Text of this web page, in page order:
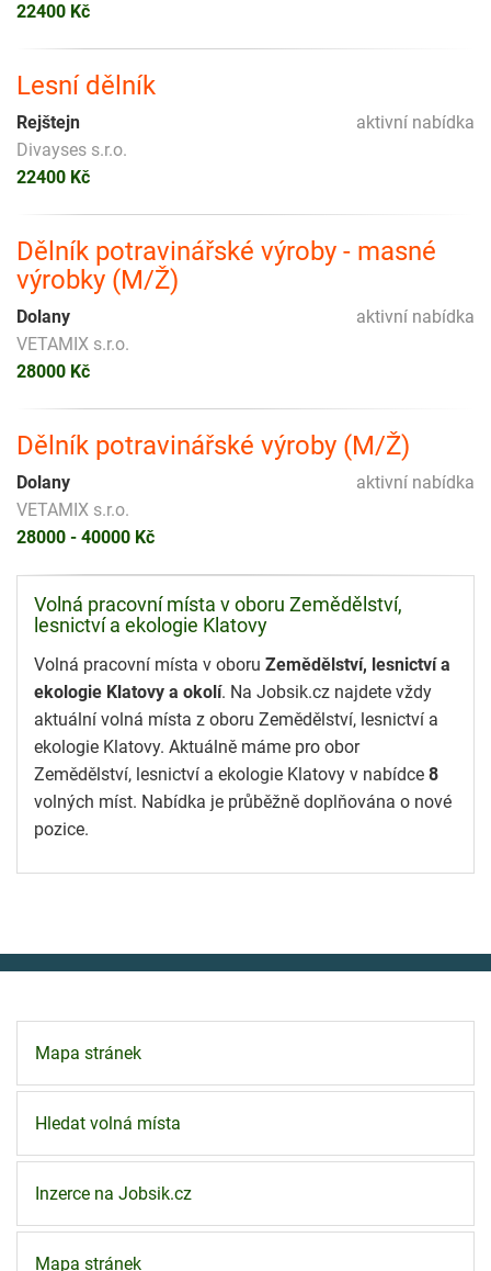
22400 Kč
Lesní dělník
aktivní nabídka
Rejštejn
Divayses s.r.o.
22400 Kč
Dělník potravinářské výroby - masné
výrobky (M/Ž)
aktivní nabídka
Dolany
VETAMIX s.r.o.
28000 Kč
Dělník potravinářské výroby (M/Ž)
aktivní nabídka
Dolany
VETAMIX s.r.o.
28000 - 40000 Kč
Volná pracovní místa v oboru Zemědělství,
lesnictví a ekologie Klatovy
Volná pracovní místa v oboru Zemědělství, lesnictví a
ekologie Klatovy a okolí. Na Jobsik.cz najdete vždy
aktuální volná místa z oboru Zemědělství, lesnictví a
ekologie Klatovy. Aktuálně máme pro obor
Zemědělství, lesnictví a ekologie Klatovy v nabídce 8
volných míst. Nabídka je průběžně doplňována o nové
pozice.
Mapa stránek
Hledat volná místa
Inzerce na Jobsik.cz
Mapa stránek